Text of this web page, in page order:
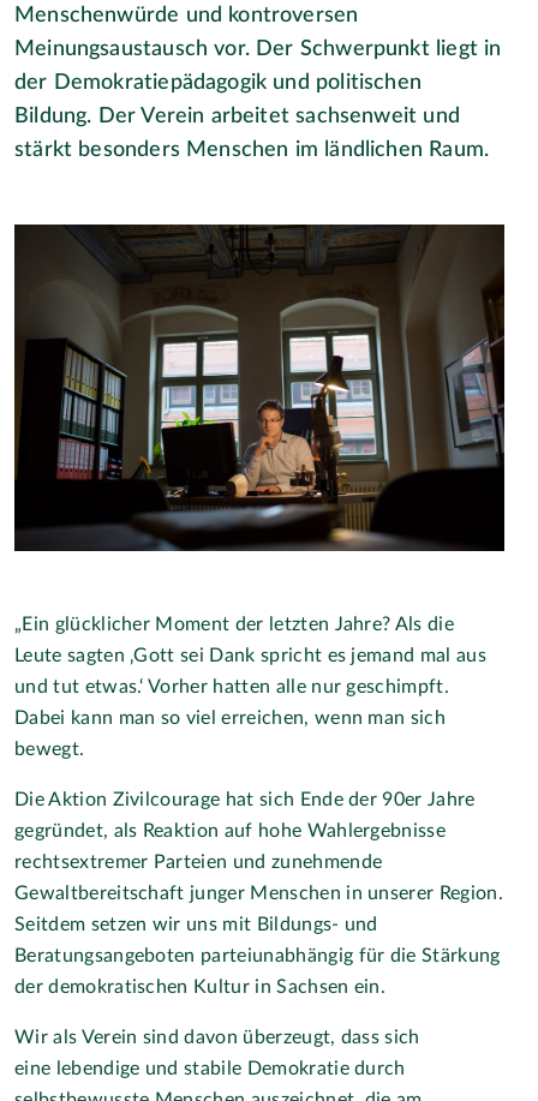
Menschenwürde und kontroversen
Meinungsaustausch vor. Der Schwerpunkt liegt in
der Demokratiepädagogik und politischen
Bildung. Der Verein arbeitet sachsenweit und
stärkt besonders Menschen im ländlichen Raum.
„Ein glücklicher Moment der letzten Jahre? Als die
Leute sagten ‚Gott sei Dank spricht es jemand mal aus
und tut etwas.‘ Vorher hatten alle nur geschimpft.
Dabei kann man so viel erreichen, wenn man sich
bewegt.
Die Aktion Zivilcourage hat sich Ende der 90er Jahre
gegründet, als Reaktion auf hohe Wahlergebnisse
rechtsextremer Parteien und zunehmende
Gewaltbereitschaft junger Menschen in unserer Region.
Seitdem setzen wir uns mit Bildungs- und
Beratungsangeboten parteiunabhängig für die Stärkung
der demokratischen Kultur in Sachsen ein.
Wir als Verein sind davon überzeugt, dass sich
eine lebendige und stabile Demokratie durch